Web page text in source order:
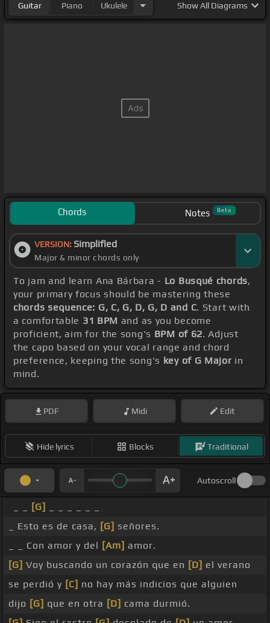
Guitar Piano Ukulele ShowAll Diagrams
Chords Notes Beta
VERSION: Simplified
Major & minor chords only
To jam and learn Ana Bárbara - Lo Busqué chords,
your primary focus should be mastering these
chords sequence: G, C, G, D, G, D and C. Start with
a comfortable 31 BPM and as you become
proficient, aim for the song's BPM of 62. Adjust
the capo based on your vocal range and chord
preference, keeping the song's key of G Major in
mind.
PDF Midi Edit
Hide lyrics Blocks Traditional
Autoscroll
[G]
_ Esto es de casa, [G] señores.
_ _ Con amor y del [Am] amor.
[G] Voy buscando un corazón que en [D] el verano
se perdió y [C] no hay más indicios que alguien
dijo [G] que en otra [D] cama durmió.